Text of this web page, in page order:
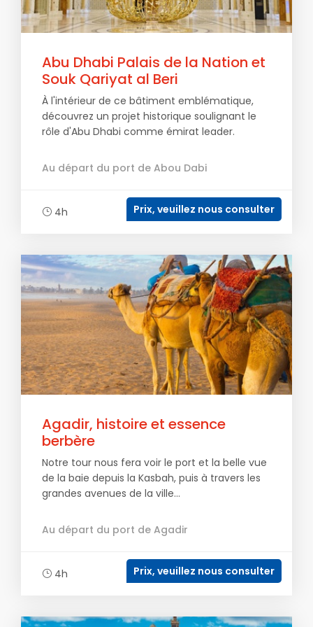
Abu Dhabi Palais de la Nation et
Souk Qariyat al Beri
À l'intérieur de ce bâtiment emblématique,
découvrez un projet historique soulignant le
rôle d'Abu Dhabi comme émirat leader.
Au départ du port de Abou Dabi
4h Prix, veuillez nous consulter
Agadir, histoire et essence
berbère
Notre tour nous fera voir le port et la belle vue
de la baie depuis la Kasbah, puis à travers les
grandes avenues de la ville...
Au départ du port de Agadir
4h Prix, veuillez nous consulter